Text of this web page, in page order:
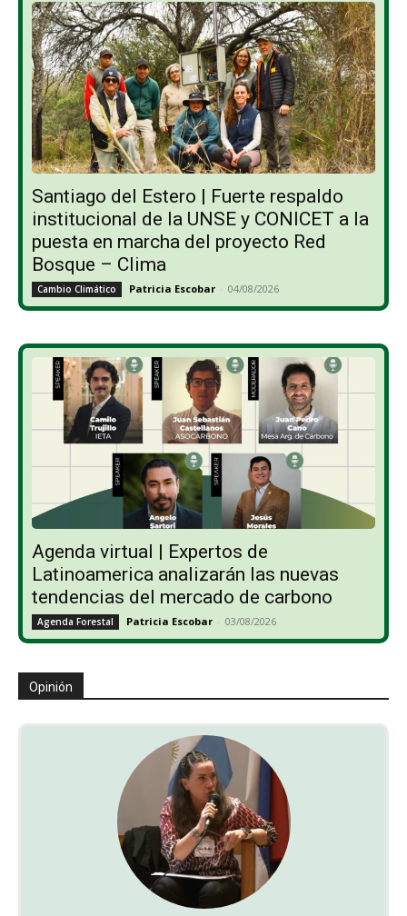
Santiago del Estero | Fuerte respaldo
institucional de la UNSE y CONICET a la
puesta en marcha del proyecto Red
Bosque – Clima
Cambio Climático Patricia Escobar - 04/08/2026
Agenda virtual | Expertos de
Latinoamerica analizarán las nuevas
tendencias del mercado de carbono
Agenda Forestal Patricia Escobar - 03/08/2026
Opinión